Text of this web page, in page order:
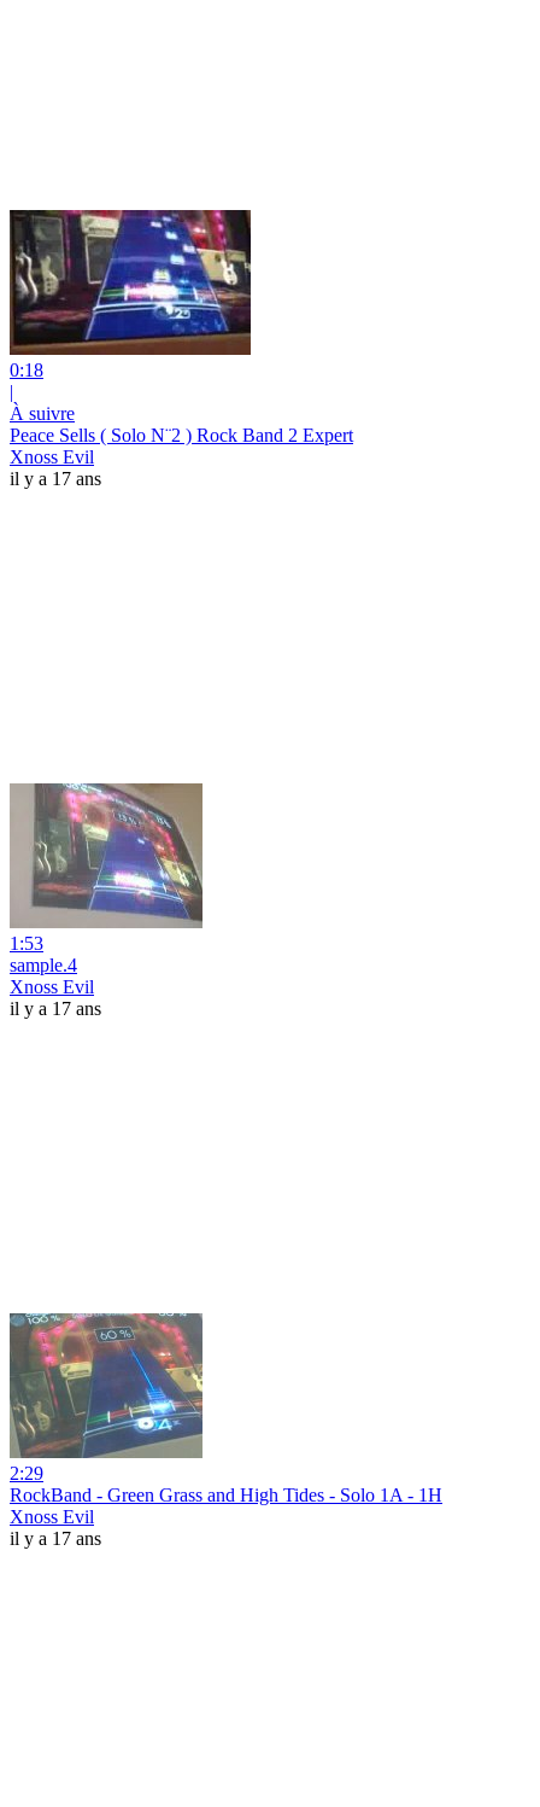
0:18
|
À suivre
Peace Sells ( Solo N¨2 ) Rock Band 2 Expert
Xnoss Evil
il y a 17 ans
1:53
sample.4
Xnoss Evil
il y a 17 ans
2:29
RockBand - Green Grass and High Tides - Solo 1A - 1H
Xnoss Evil
il y a 17 ans